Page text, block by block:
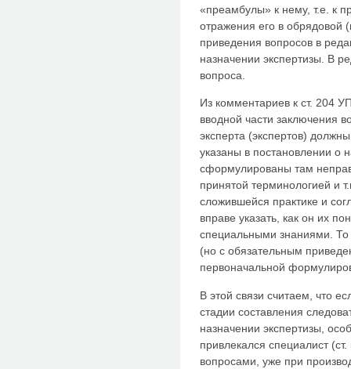
«преамбулы» к нему, т.е. к
отражения его в обрядовой
приведения вопросов в
назначении экспертизы. В
вопроса.
Из комментариев к ст. 204
вводной части заключения
эксперта (экспертов)
указаны в постановлении о
сформулированы там
принятой терминологией и
сложившейся практике и
вправе указать, как он их
специальными знаниями. То
(но с обязательным
первоначальной
В этой связи считаем, что
стадии составления
назначении экспертизы,
привлекался специалист
вопросами, уже при